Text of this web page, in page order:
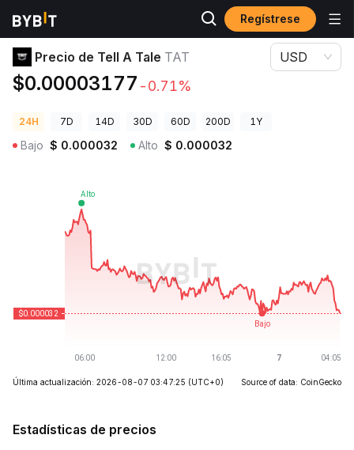
Regístrese
Precios de Criptomonedas Precio de Tell A Tale TAT
Precio de Tell A Tale TAT
$0.00003177 -0.71%
USD
24H 7D 14D 30D 60D 200D 1Y
Bajo $ 0.000032 Alto $ 0.000032
Última actualización: 2026-08-07 03:47:25 (UTC+0) Source of data: CoinGecko
Estadísticas de precios